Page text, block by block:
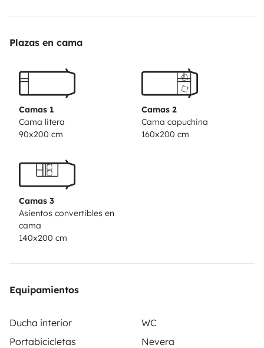
Plazas en cama
Camas 1
Cama litera
90x200 cm
Camas 2
Cama capuchina
160x200 cm
Camas 3
Asientos convertibles en
cama
140x200 cm
Equipamientos
Ducha interior
WC
Portabicicletas
Nevera